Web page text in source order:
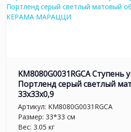
KM8080G0031RGCA Ступень
Портленд серый светлый
33x33x0,9
Артикул: KM8080G0031RGCA
Размер: 33*33 см
Вес: 3.05 кг